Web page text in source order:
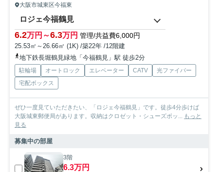
大阪市城東区今福東
ロジェ今福鶴見
6.2万円～6.3万円 管理/共益費6,000円
25.53㎡～26.66㎡ (1K) /築22年 /12階建
地下鉄長堀鶴見緑地「今福鶴見」駅 徒歩2分
駐輪場 オートロック エレベーター CATV
光ファイバー
宅配ボックス
ぜひ一度見ていただきたい、「ロジェ今福鶴見」です。徒歩4分歩けば
大阪城東郵便局があります。収納はクロゼット・シューズボッ...
もっと
見る
募集中の部屋
3階
6.3万円